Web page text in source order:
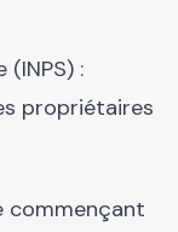
:
propriétaires
commençant